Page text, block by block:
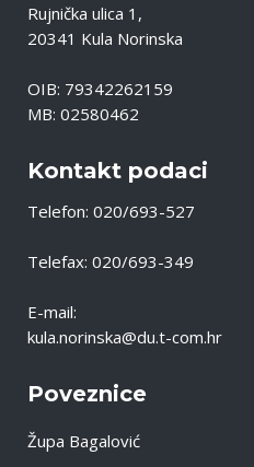
Rujnička ulica 1,
20341 Kula Norinska
OIB: 79342262159
MB: 02580462
Kontakt podaci
Telefon: 020/693-527
Telefax: 020/693-349
E-mail:
kula.norinska@du.t-com.hr
Poveznice
Župa Bagalović